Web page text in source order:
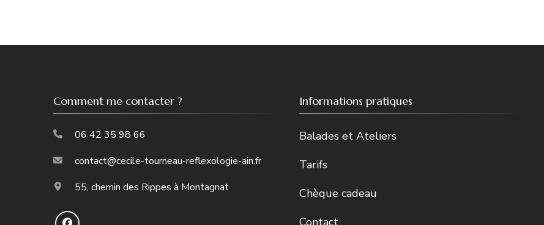
Comment me contacter ?
06 42 35 98 66
contact@cecile-tourneau-reflexologie-ain.fr
55, chemin des Rippes à Montagnat
Informations pratiques
Balades et Ateliers
Tarifs
Chèque cadeau
Contact